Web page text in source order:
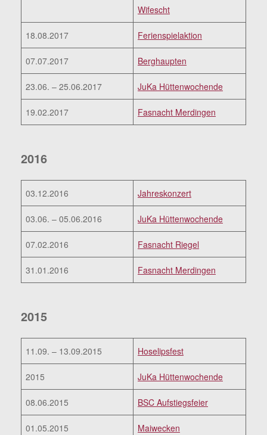
Wifescht
18.08.2017 Ferienspielaktion
07.07.2017 Berghaupten
23.06. – 25.06.2017 JuKa Hüttenwochende
19.02.2017 Fasnacht Merdingen
2016
03.12.2016 Jahreskonzert
03.06. – 05.06.2016 JuKa Hüttenwochende
07.02.2016 Fasnacht Riegel
31.01.2016 Fasnacht Merdingen
2015
11.09. – 13.09.2015 Hoselipsfest
2015 JuKa Hüttenwochende
08.06.2015 BSC Aufstiegsfeier
01.05.2015 Maiwecken